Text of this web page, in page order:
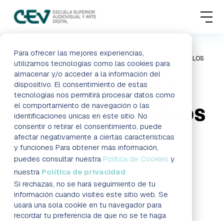
Para ofrecer las mejores experiencias,
utilizamos tecnologías como las cookies para
almacenar y/o acceder a la información del
dispositivo. El consentimiento de estas
tecnologías nos permitirá procesar datos como
el comportamiento de navegación o las
identificaciones únicas en este sitio. No
consentir o retirar el consentimiento, puede
afectar negativamente a ciertas características
y funciones Para obtener más información,
puedes consultar nuestra Política de Cookies y
nuestra Política de privacidad
Si rechazas, no se hará seguimiento de tu
información cuando visites este sitio web. Se
usará una sola cookie en tu navegador para
recordar tu preferencia de que no se te haga
MENU
FORMACIONES
ADMISIONES
ACTUALIDAD
ESCUELA
CONTACTO
RESERVAR PLAZA VISITAR ESCUELA
BLOG
EMPIEZA EL CURSO
ACADÉMICO PARA LOS
ESTUDIANTES DE
PRIMERO
EMPIEZA EL CURSO ACADÉMICO PARA LOS
ESTUDIANTES DE PRIMERO
Formación a distancia Madrid